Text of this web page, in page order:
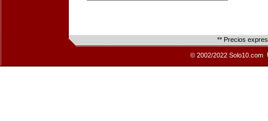
** Precios
© 2002/2022 Solo10.com